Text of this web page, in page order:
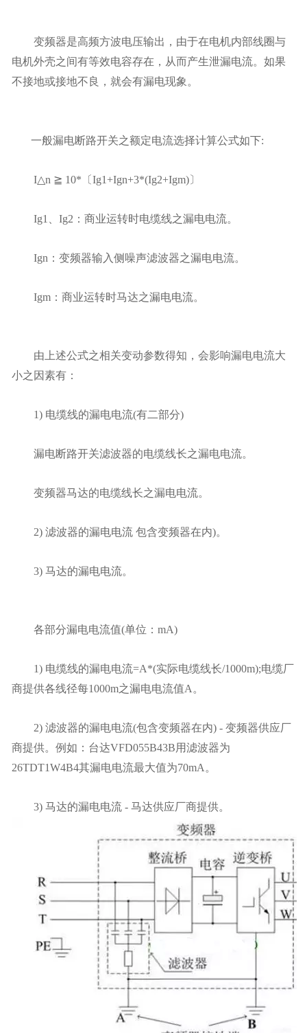
变频器是高频方波电压输出，由于在电机内部线圈与
电机外壳之间有等效电容存在，从而产生泄漏电流。如果
不接地或接地不良，就会有漏电现象。
一般漏电断路开关之额定电流选择计算公式如下:
I△n ≧ 10*〔Ig1+Ign+3*(Ig2+Igm)〕
Ig1、Ig2：商业运转时电缆线之漏电电流。
Ign：变频器输入侧噪声滤波器之漏电电流。
Igm：商业运转时马达之漏电电流。
由上述公式之相关变动参数得知，会影响漏电电流大
小之因素有：
1) 电缆线的漏电电流(有二部分)
漏电断路开关滤波器的电缆线长之漏电电流。
变频器马达的电缆线长之漏电电流。
2) 滤波器的漏电电流 包含变频器在内)。
3) 马达的漏电电流。
各部分漏电电流值(单位：mA)
1) 电缆线的漏电电流=A*(实际电缆线长/1000m);电缆厂
商提供各线径每1000m之漏电电流值A。
2) 滤波器的漏电电流(包含变频器在内) - 变频器供应厂
商提供。例如：台达VFD055B43B用滤波器为
26TDT1W4B4其漏电电流最大值为70mA。
3) 马达的漏电电流 - 马达供应厂商提供。